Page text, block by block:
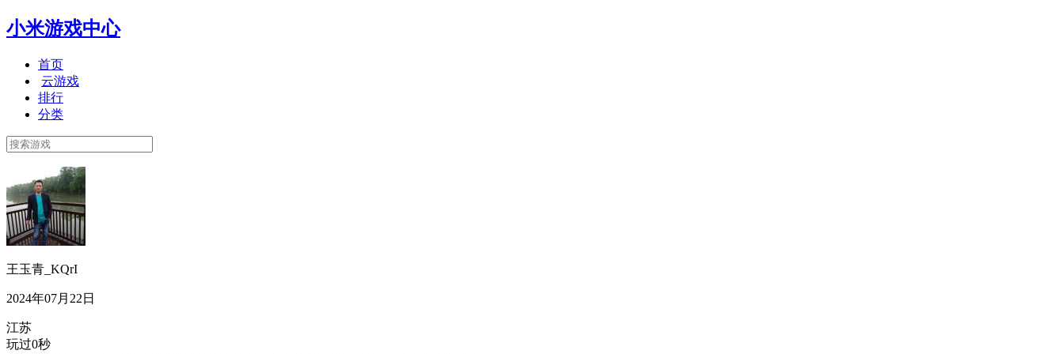
小米游戏中心
首页
云游戏
排行
分类
王玉青_KQrI
2024年07月22日
江苏
玩过0秒